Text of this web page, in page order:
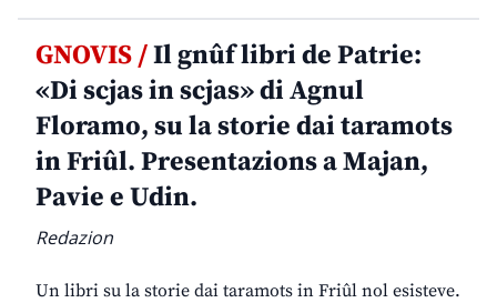
GNOVIS /Il gnûf libri de Patrie:
«Di scjas in scjas» di Agnul
Floramo, su la storie dai taramots
in Friûl. Presentazions a Majan,
Pavie e Udin.
Redazion
Un libri su la storie dai taramots in Friûl nol esisteve.